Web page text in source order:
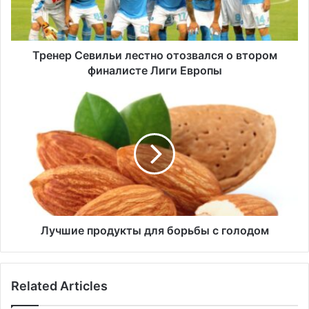
С
в
л
Тренер Севильи лестно отозвался о втором
финалисте Лиги Европы
ы
Лучшие продукты для борьбы с голодом
Related Articles